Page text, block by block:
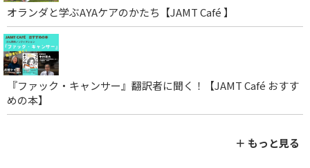
オランダと学ぶAYAケアのかたち【JAMT Café 】
『ファック・キャンサー』翻訳者に聞く！【JAMT Café おすす
めの本】
＋ もっと見る